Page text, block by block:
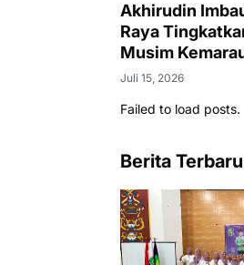
Akhirudin
Raya
Musim
Juli 15, 2026
Failed to load posts.
Berita Terbaru